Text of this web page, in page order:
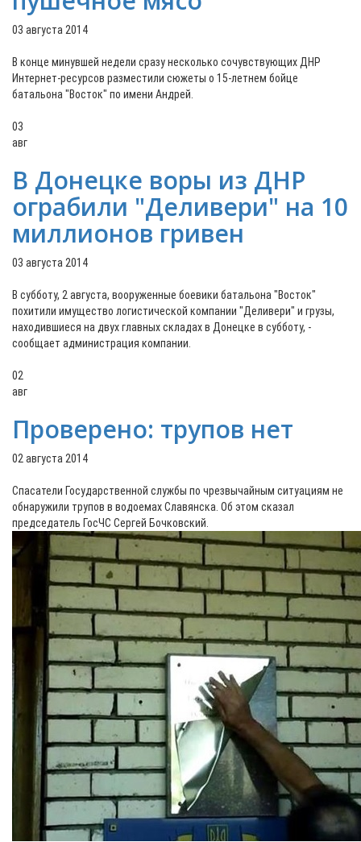
03 августа 2014
В конце минувшей недели сразу несколько сочувствующих ДНР
Интернет-ресурсов разместили сюжеты о 15-летнем бойце
батальона "Восток" по имени Андрей.
03
авг
В Донецке воры из ДНР
ограбили "Деливери" на 10
миллионов гривен
03 августа 2014
В субботу, 2 августа, вооруженные боевики батальона "Восток"
похитили имущество логистической компании "Деливери" и грузы,
находившиеся на двух главных складах в Донецке в субботу, -
сообщает администрация компании.
02
авг
Проверено: трупов нет
02 августа 2014
Спасатели Государственной службы по чрезвычайным ситуациям не
обнаружили трупов в водоемах Славянска. Об этом сказал
председатель ГосЧС Сергей Бочковский.